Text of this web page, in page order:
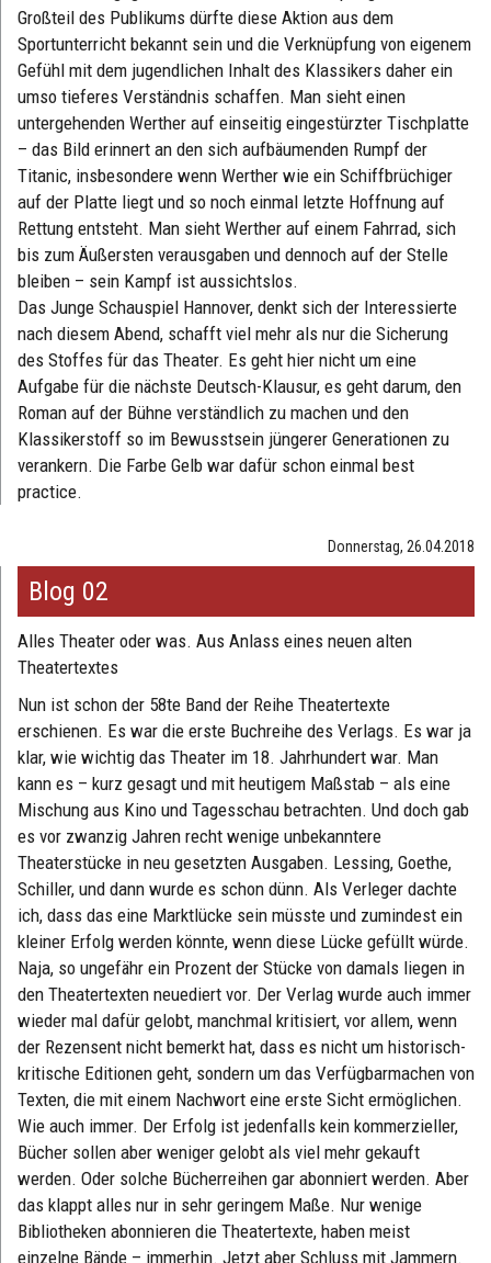
Großteil des Publikums dürfte diese Aktion aus dem
Sportunterricht bekannt sein und die Verknüpfung von eigenem
Gefühl mit dem jugendlichen Inhalt des Klassikers daher ein
umso tieferes Verständnis schaffen. Man sieht einen
untergehenden Werther auf einseitig eingestürzter Tischplatte
– das Bild erinnert an den sich aufbäumenden Rumpf der
Titanic, insbesondere wenn Werther wie ein Schiffbrüchiger
auf der Platte liegt und so noch einmal letzte Hoffnung auf
Rettung entsteht. Man sieht Werther auf einem Fahrrad, sich
bis zum Äußersten verausgaben und dennoch auf der Stelle
bleiben – sein Kampf ist aussichtslos.
Das Junge Schauspiel Hannover, denkt sich der Interessierte
nach diesem Abend, schafft viel mehr als nur die Sicherung
des Stoffes für das Theater. Es geht hier nicht um eine
Aufgabe für die nächste Deutsch-Klausur, es geht darum, den
Roman auf der Bühne verständlich zu machen und den
Klassikerstoff so im Bewusstsein jüngerer Generationen zu
verankern. Die Farbe Gelb war dafür schon einmal best
practice.
Donnerstag, 26.04.2018
Blog 02
Alles Theater oder was. Aus Anlass eines neuen alten
Theatertextes
Nun ist schon der 58te Band der Reihe Theatertexte
erschienen. Es war die erste Buchreihe des Verlags. Es war ja
klar, wie wichtig das Theater im 18. Jahrhundert war. Man
kann es – kurz gesagt und mit heutigem Maßstab – als eine
Mischung aus Kino und Tagesschau betrachten. Und doch gab
es vor zwanzig Jahren recht wenige unbekanntere
Theaterstücke in neu gesetzten Ausgaben. Lessing, Goethe,
Schiller, und dann wurde es schon dünn. Als Verleger dachte
ich, dass das eine Marktlücke sein müsste und zumindest ein
kleiner Erfolg werden könnte, wenn diese Lücke gefüllt würde.
Naja, so ungefähr ein Prozent der Stücke von damals liegen in
den Theatertexten neuediert vor. Der Verlag wurde auch immer
wieder mal dafür gelobt, manchmal kritisiert, vor allem, wenn
der Rezensent nicht bemerkt hat, dass es nicht um historisch-
kritische Editionen geht, sondern um das Verfügbarmachen von
Texten, die mit einem Nachwort eine erste Sicht ermöglichen.
Wie auch immer. Der Erfolg ist jedenfalls kein kommerzieller,
Bücher sollen aber weniger gelobt als viel mehr gekauft
werden. Oder solche Bücherreihen gar abonniert werden. Aber
das klappt alles nur in sehr geringem Maße. Nur wenige
Bibliotheken abonnieren die Theatertexte, haben meist
einzelne Bände – immerhin. Jetzt aber Schluss mit Jammern.